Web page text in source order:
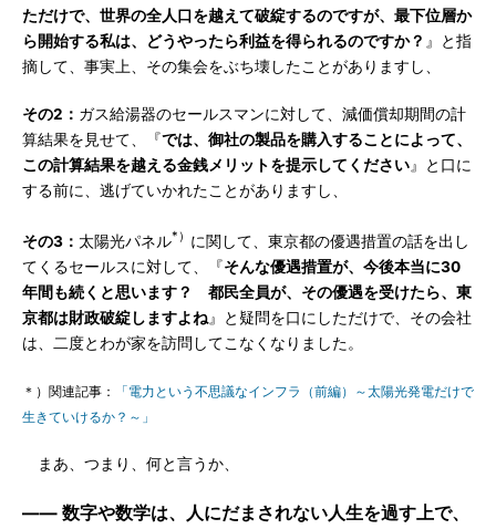
ただけで、世界の全人口を越えて破綻するのですが、最下位層か
ら開始する私は、どうやったら利益を得られるのですか？ 』と指
摘して、事実上、その集会をぶち壊したことがありますし、
その2： ガス給湯器のセールスマンに対して、減価償却期間の計
算結果を見せて、『では、御社の製品を購入することによって、
この計算結果を越える金銭メリットを提示してください』と口に
する前に、逃げていかれたことがありますし、
その3： 太陽光パネル*） に関して、東京都の優遇措置の話を出し
てくるセールスに対して、『そんな優遇措置が、今後本当に30
年間も続くと思います？ 都民全員が、その優遇を受けたら、東
京都は財政破綻しますよね』と疑問を口にしただけで、その会社
は、二度とわが家を訪問してこなくなりました。
＊）関連記事：
「電力という不思議なインフラ（前編）～太陽光発電だけで
生きていけるか？～」
まあ、つまり、何と言うか、
―― 数字や数学は、人にだまされない人生を過す上で、